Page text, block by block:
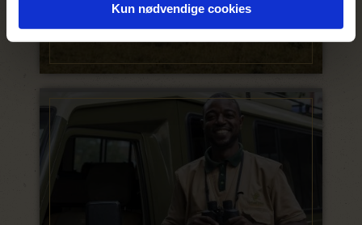
Kun nødvendige cookies
LÆS MERE